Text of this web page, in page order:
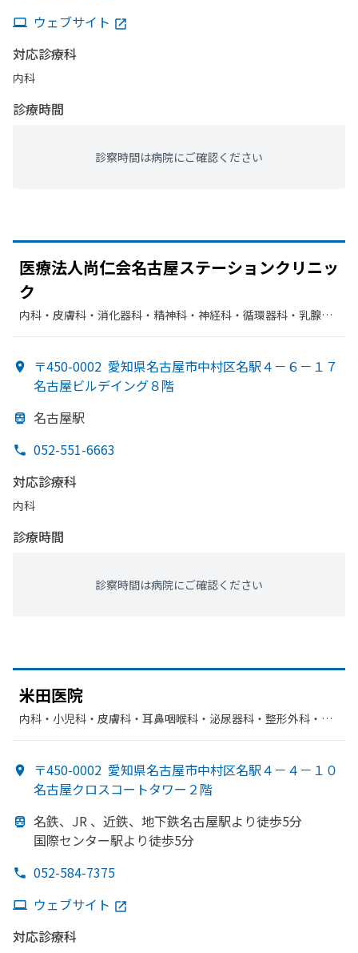
ウェブサイト
対応診療科
内科
診療時間
診察時間は病院にご確認ください
医療法人尚仁会名古屋ステーションクリニッ
ク
内科・​皮膚科・​消化器科・​精神科・神経科・​循環器科・​乳腺外
〒450-0002 愛知県名古屋市中村区名駅４－６－１７
名古屋ビルデイング８階
名古屋駅
052-551-6663
対応診療科
内科
診療時間
診察時間は病院にご確認ください
米田医院
内科・​小児科・​皮膚科・​耳鼻咽喉科・​泌尿器科・​整形外科・​形
〒450-0002 愛知県名古屋市中村区名駅４－４－１０
名古屋クロスコートタワー２階
名鉄、 JR 、 近鉄、 地下鉄名古屋駅より徒歩5分
国際センター駅より徒歩5分
052-584-7375
ウェブサイト
対応診療科